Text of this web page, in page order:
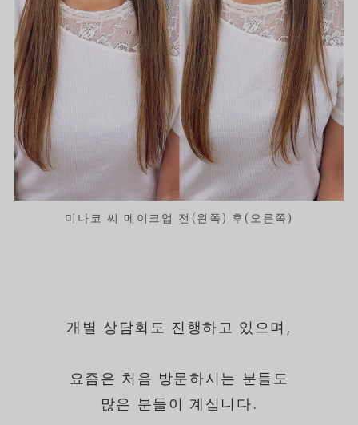
미나코 씨 메이크업 전(왼쪽) 후(오른쪽)
개별 상담회도 진행하고 있으며,
요즘은 처음 방문하시는 분들도
많은 분들이 계십니다.